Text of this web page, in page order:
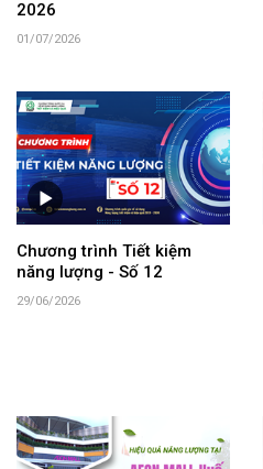
2026
01/07/2026
Chương trình Tiết kiệm
năng lượng - Số 12
29/06/2026